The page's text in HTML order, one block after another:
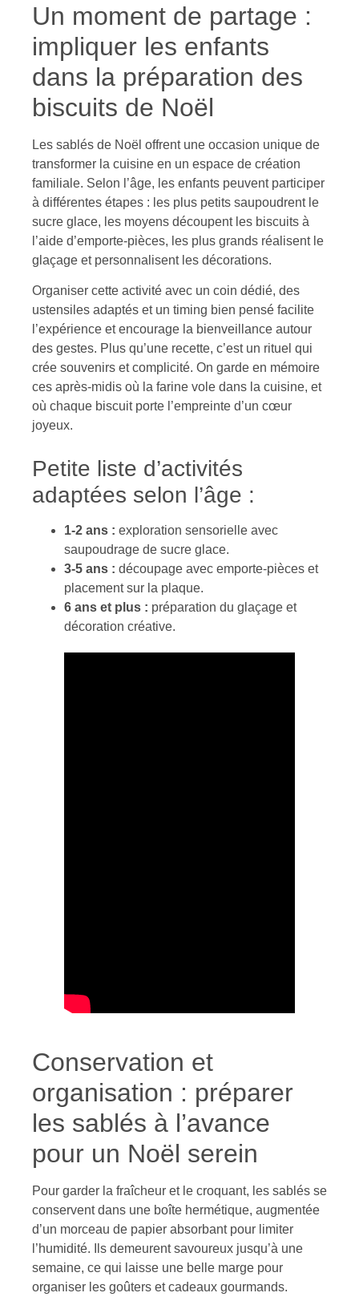
Un moment de partage :
impliquer les enfants
dans la préparation des
biscuits de Noël
Les sablés de Noël offrent une occasion unique de
transformer la cuisine en un espace de création
familiale. Selon l’âge, les enfants peuvent participer
à différentes étapes : les plus petits saupoudrent le
sucre glace, les moyens découpent les biscuits à
l’aide d’emporte-pièces, les plus grands réalisent le
glaçage et personnalisent les décorations.
Organiser cette activité avec un coin dédié, des
ustensiles adaptés et un timing bien pensé facilite
l’expérience et encourage la bienveillance autour
des gestes. Plus qu’une recette, c’est un rituel qui
crée souvenirs et complicité. On garde en mémoire
ces après-midis où la farine vole dans la cuisine, et
où chaque biscuit porte l’empreinte d’un cœur
joyeux.
Petite liste d’activités
adaptées selon l’âge :
1-2 ans : exploration sensorielle avec
saupoudrage de sucre glace.
3-5 ans : découpage avec emporte-pièces et
placement sur la plaque.
6 ans et plus : préparation du glaçage et
décoration créative.
Conservation et
organisation : préparer
les sablés à l’avance
pour un Noël serein
Pour garder la fraîcheur et le croquant, les sablés se
conservent dans une boîte hermétique, augmentée
d’un morceau de papier absorbant pour limiter
l’humidité. Ils demeurent savoureux jusqu’à une
semaine, ce qui laisse une belle marge pour
organiser les goûters et cadeaux gourmands.